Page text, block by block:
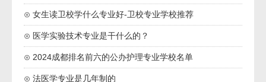
⊙ 女生读卫校学什么专业好-卫校专业学校推荐
⊙ 医学实验技术专业是干什么的？
⊙ 2024成都排名前六的公办护理专业学校名单
⊙ 法医学专业是几年制的